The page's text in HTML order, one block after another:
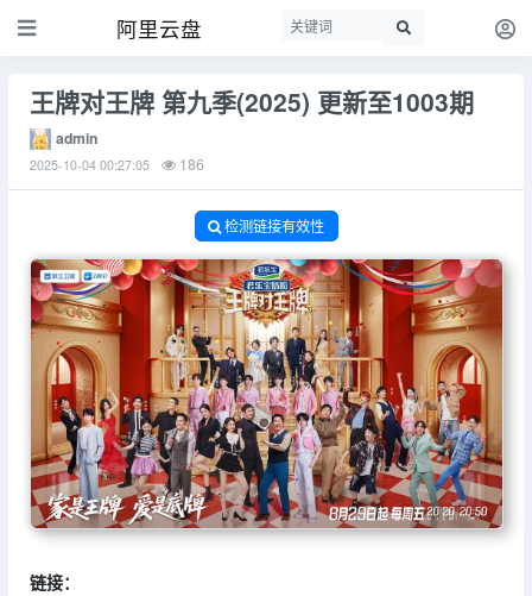
阿里云盘
王牌对王牌 第九季(2025) 更新至1003期
admin
2025-10-04 00:27:05 186
检测链接有效性
链接：